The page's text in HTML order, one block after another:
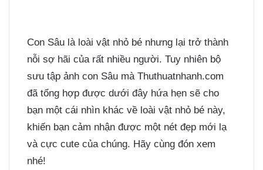
Con Sâu là loài vật nhỏ bé nhưng lại trở thành
nỗi sợ hãi của rất nhiều người. Tuy nhiên bộ
sưu tập ảnh con Sâu mà Thuthuatnhanh.com
đã tổng hợp được dưới đây hứa hẹn sẽ cho
bạn một cái nhìn khác về loài vật nhỏ bé này,
khiến bạn cảm nhận được một nét đẹp mới lạ
và cực cute của chúng. Hãy cùng đón xem
nhé!